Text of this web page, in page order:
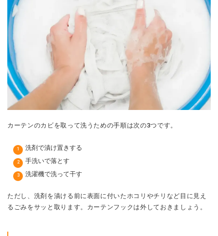
カーテンのカビを取って洗うための手順は次の3つです。
洗剤で漬け置きする
手洗いで落とす
洗濯機で洗って干す
ただし、洗剤を漬ける前に表面に付いたホコリやチリなど目に見え
るごみをサッと取ります。カーテンフックは外しておきましょう。